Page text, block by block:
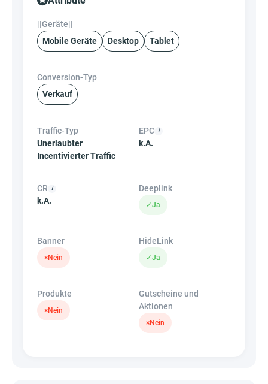
||Geräte||
Mobile Geräte
Desktop Tablet
Conversion-Typ
Verkauf
Traffic-Typ
Unerlaubter
Incentivierter Traffic
EPC
k.A.
CR
k.A.
Deeplink
✓Ja
Banner
×Nein
HideLink
✓Ja
Produkte
×Nein
Gutscheine und
Aktionen
×Nein